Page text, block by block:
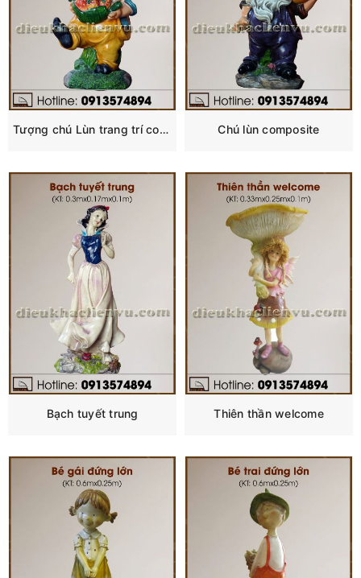
Tượng chú Lùn trang trí composite Chú lùn composite
Bạch tuyết trung Thiên thần welcome